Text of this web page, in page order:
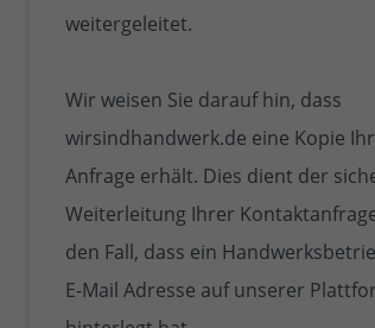
weitergeleitet.
Wir weisen Sie darauf hin, dass
wirsindhandwerk.de eine Kopie
Anfrage erhält. Dies dient der
Weiterleitung Ihrer
den Fall, dass ein
E-Mail Adresse auf unserer